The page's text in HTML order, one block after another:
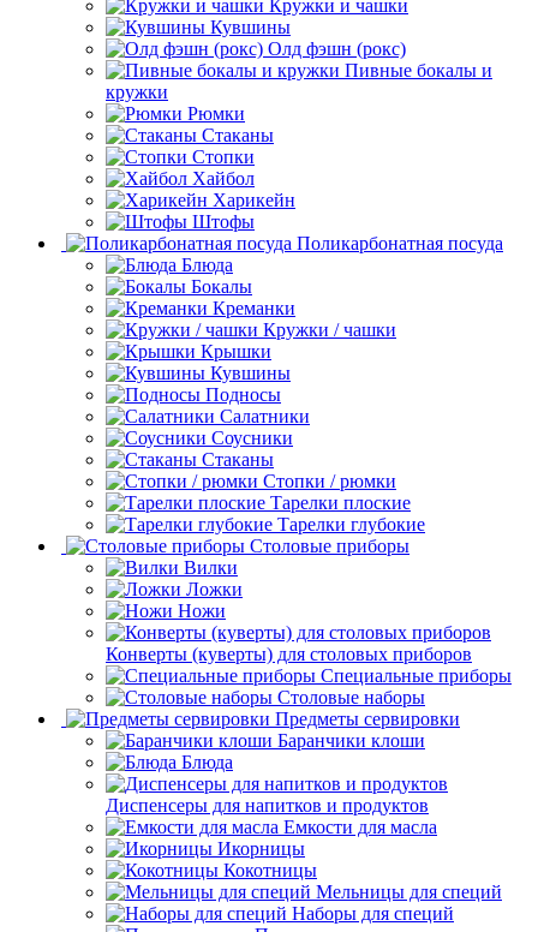
Кружки и чашки
Кувшины
Олд фэшн (рокс)
Пивные бокалы и
кружки
Рюмки
Стаканы
Стопки
Хайбол
Харикейн
Штофы
Поликарбонатная посуда
Блюда
Бокалы
Креманки
Кружки / чашки
Крышки
Кувшины
Подносы
Салатники
Соусники
Стаканы
Стопки / рюмки
Тарелки плоские
Тарелки глубокие
Столовые приборы
Вилки
Ложки
Ножи
Конверты (куверты) для столовых приборов
Специальные приборы
Столовые наборы
Предметы сервировки
Баранчики клоши
Блюда
Диспенсеры для напитков и продуктов
Емкости для масла
Икорницы
Кокотницы
Мельницы для специй
Наборы для специй